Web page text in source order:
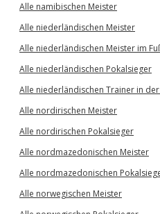
Alle namibischen Meister
Alle niederländischen Meister
Alle niederländischen Meister im
Alle niederländischen Pokalsieger
Alle niederländischen Trainer in
Alle nordirischen Meister
Alle nordirischen Pokalsieger
Alle nordmazedonischen Meister
Alle nordmazedonischen
Alle norwegischen Meister